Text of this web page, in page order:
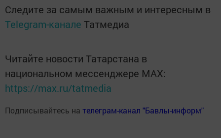
Следите за самым важным и интересным в
Telegram-канале Татмедиа
Читайте новости Татарстана в
национальном мессенджере MАХ:
https://max.ru/tatmedia
Подписывайтесь на телеграм-канал "Бавлы-информ"